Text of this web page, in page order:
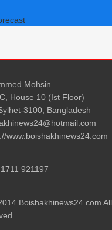
Mohsin
House 10 (Ist Floor)
3100, Bangladesh
www.boishakhinews24.com
921197
Boishakhinews24.com All